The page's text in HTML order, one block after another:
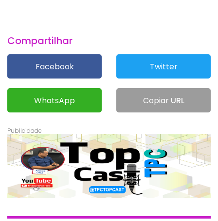
Compartilhar
Facebook Twitter
WhatsApp Copiar URL